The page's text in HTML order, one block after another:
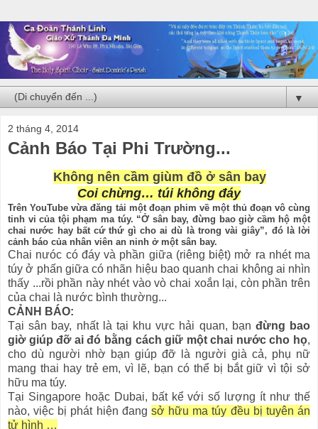
▼
2 tháng 4, 2014
Cảnh Báo Tại Phi Trường...
Không nên cầm giùm đồ ở sân bay
Coi chừng… túi không đáy
Trên YouTube vừa đăng tải một đoạn phim về một thủ đoạn vô cùng
tinh vi của tội phạm ma túy. “Ở sân bay, đừng bao giờ cầm hộ một
chai nước hay bất cứ thứ gì cho ai dù là trong vài giây”, đó là lời
cảnh báo của nhân viên an ninh ở một sân bay.
Chai nưóc có đáy và phần giữa (riêng biệt) mở ra nhét ma
túy ở phấn giữa có nhãn hiệu bao quanh chai không ai nhìn
thấy ...rồi phần này nhét vào vò chai xoắn lại, còn phần trên
của chai là nước bình thường...
CẢNH BÁO:
Tại sân bay, nhất là tại khu vực hải quan, bạn đừng bao
giờ giúp đỡ ai đó bằng cách giữ một chai nước cho họ,
cho dù người nhờ bạn giúp đỡ là người già cả, phụ nữ
mang thai hay trẻ em, vì lẽ, bạn có thể bị bắt giữ vì tội sở
hữu ma túy.
Tại Singapore hoặc Dubai, bất kể với số lượng ít như thế
nào, việc bị phát hiện đang sở hữu ma túy đều bị tuyên án
tử hình …